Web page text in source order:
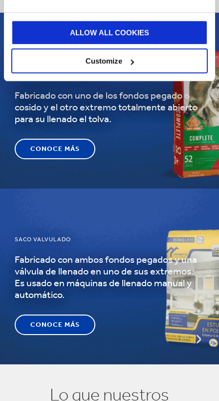
ALLOW ALL COOKIES
Customize
SACO DE BOCA ABIERTA (POM)
Fabricado con uno de los fondos pegado o
cosido y el otro extremo totalmente abierto
para su llenado el tolva.
CONOCE MÁS
SACO VALVULADO
Fabricado con ambos fondos pegados y una
válvula de llenado en uno de sus extremos.
Es usado en máquinas de llenado manual y
automático.
CONOCE MÁS
Lo que nuestros